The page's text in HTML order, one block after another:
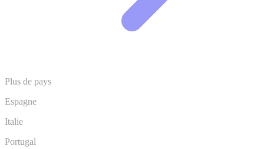
Plus de pays
Espagne
Italie
Portugal